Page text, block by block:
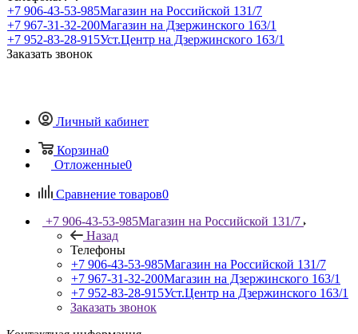
+7 906-43-53-985Магазин на Российской 131/7
+7 967-31-32-200Магазин на Дзержинского 163/1
+7 952-83-28-915Уст.Центр на Дзержинского 163/1
Заказать звонок
Личный кабинет
Корзина0
Отложенные0
Сравнение товаров0
+7 906-43-53-985Магазин на Российской 131/7
Назад
Телефоны
+7 906-43-53-985Магазин на Российской 131/7
+7 967-31-32-200Магазин на Дзержинского 163/1
+7 952-83-28-915Уст.Центр на Дзержинского 163/1
Заказать звонок